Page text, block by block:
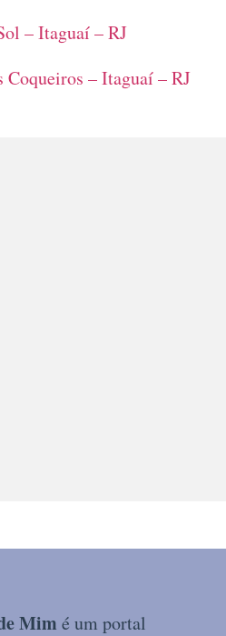
– Itaguaí – RJ
– Itaguaí – RJ
Mim é um portal